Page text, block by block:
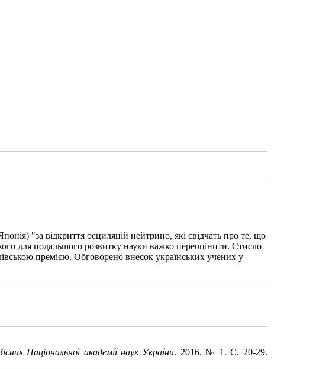
"за відкриття осциляцій нейтрино, які свідчать про те, що
для подальшого розвитку науки важко переоцінити. Стисло
премією. Обговорено внесок українських учених у
Національної академії наук України. 2016. № 1. С. 20-29.